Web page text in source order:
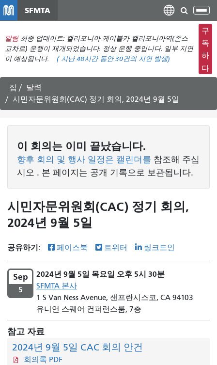
텐
츠
로
건
뛰
기
SFMTA
탐
색
메
뉴
전
환
알림 최종 업데이트: 캘리포니아 케이블카 캘리포니아역(존스
교차로) 운행이 재개되었습니다. 정상 운행 중입니다. 일부 지연
이 예상됩니다.
( 지난 48시간 동안30건의 지연 발생)
구
독
하
다
집
달력
시민자문위원회(CAC) 정기 회의, 2024년 9월 5일
이 회의는 이미 끝났습니다.
향후 회의 및 행사 일정은 캘린더를 참조해 주십
시오 . 본 페이지는 공개 기록으로 보관됩니다.
시민자문위원회(CAC) 정기 회의,
2024년 9월 5일
공유하기: 페이스북 트위터 링크드인
Sep
5
2024년 9월 5일 목요일 오후 5시 30분
SFMTA 본사
1 S Van Ness Avenue, 샌프란시스코, CA 94103
유니언 스퀘어 컨퍼런스룸, 7층
참고 자료
2024년 9월 5일 CAC 회의 안건
회의록 PDF